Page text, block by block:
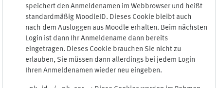
speichert den Anmeldenamen im Webbrowser und heißt
standardmäßig MoodleID. Dieses Cookie bleibt auch
nach dem Ausloggen aus Moodle erhalten. Beim nächsten
Login ist dann Ihr Anmeldename dann bereits
eingetragen. Dieses Cookie brauchen Sie nicht zu
erlauben, Sie müssen dann allerdings bei jedem Login
Ihren Anmeldenamen wieder neu eingeben.